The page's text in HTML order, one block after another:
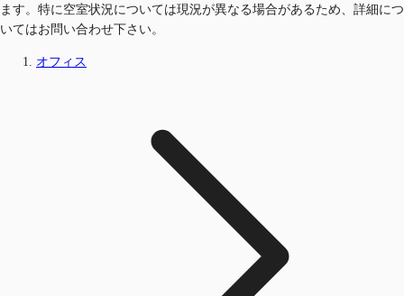
ます。特に空室状況については現況が異なる場合があるため、詳細につ
いてはお問い合わせ下さい。
オフィス